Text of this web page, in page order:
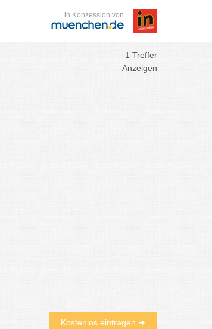
in Konzession von
1 Treffer
Anzeigen
Kostenlos eintragen ➜